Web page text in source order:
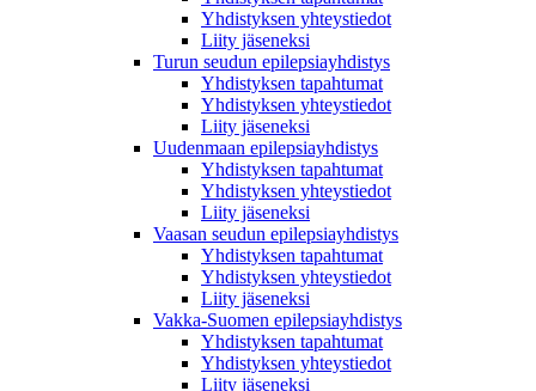
Yhdistyksen yhteystiedot
Liity jäseneksi
Turun seudun epilepsiayhdistys
Yhdistyksen tapahtumat
Yhdistyksen yhteystiedot
Liity jäseneksi
Uudenmaan epilepsiayhdistys
Yhdistyksen tapahtumat
Yhdistyksen yhteystiedot
Liity jäseneksi
Vaasan seudun epilepsiayhdistys
Yhdistyksen tapahtumat
Yhdistyksen yhteystiedot
Liity jäseneksi
Vakka-Suomen epilepsiayhdistys
Yhdistyksen tapahtumat
Yhdistyksen yhteystiedot
Liity jäseneksi